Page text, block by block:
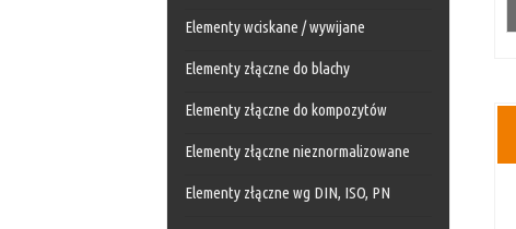
Elementy wciskane / wywijane
Elementy złączne do blachy
Elementy złączne do kompozytów
Elementy złączne nieznormalizowane
Elementy złączne wg DIN, ISO, PN